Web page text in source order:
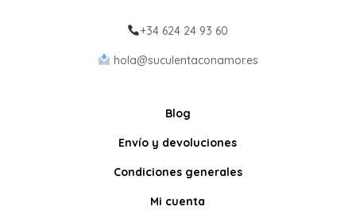
+34 624 24 93 60
hola@suculentaconamor.es
Blog
Envío y devoluciones
Condiciones generales
Mi cuenta